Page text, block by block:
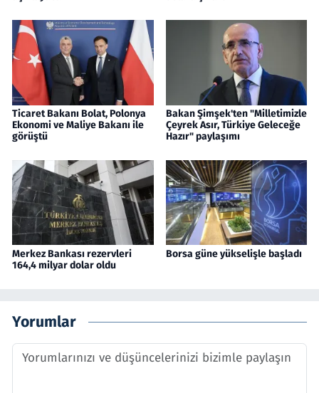
Ticaret Bakanı Bolat, Polonya
Ekonomi ve Maliye Bakanı ile
görüştü
Bakan Şimşek'ten "Milletimizle
Çeyrek Asır, Türkiye Geleceğe
Hazır" paylaşımı
Merkez Bankası rezervleri
164,4 milyar dolar oldu
Borsa güne yükselişle başladı
Yorumlar